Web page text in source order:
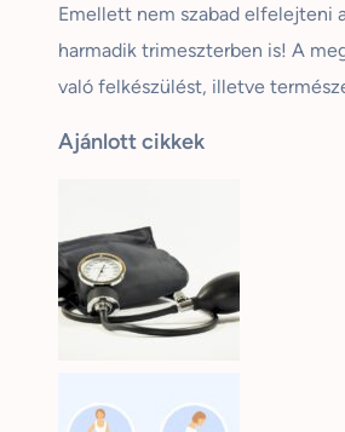
Emellett nem szabad elfelejteni
harmadik trimeszterben is! A
való felkészülést, illetve
Ajánlott cikkek